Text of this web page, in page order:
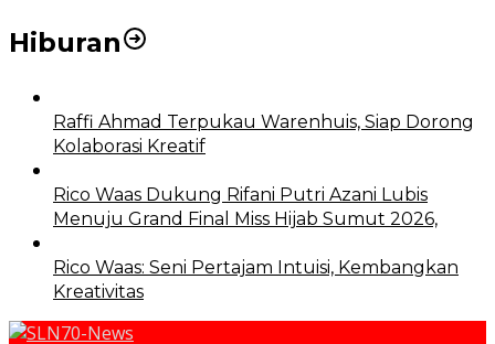
Hiburan
Raffi Ahmad Terpukau Warenhuis, Siap Dorong
Kolaborasi Kreatif
Rico Waas Dukung Rifani Putri Azani Lubis
Menuju Grand Final Miss Hijab Sumut 2026,
Rico Waas: Seni Pertajam Intuisi, Kembangkan
Kreativitas